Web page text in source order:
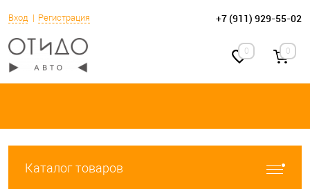
Вход Регистрация +7 (911) 929-55-02
0 0
Каталог товаров